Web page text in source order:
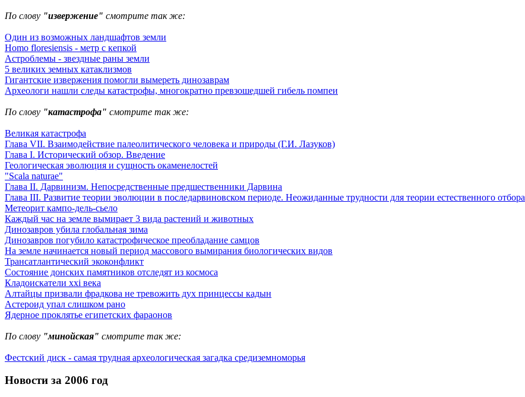
По слову "извержение" смотрите так же:
Один из возможных ландшафтов земли
Homo floresiensis - метр с кепкой
Астроблемы - звездные раны земли
5 великих земных катаклизмов
Гигантские извержения помогли вымереть динозаврам
Археологи нашли следы катастрофы, многократно превзошедшей гибель помпеи
По слову "катастрофа" смотрите так же:
Великая катастрофа
Глава VII. Взаимодействие палеолитического человека и природы (Г.И. Лазуков)
Глава I. Исторический обзор. Введение
Геологическая эволюция и сущность окаменелостей
"Scala naturae"
Глава II. Дарвинизм. Непосредственные предшественники Дарвина
Глава III. Развитие теории эволюции в последарвиновском периоде. Неожиданные трудности для теории естественного отбора
Метеорит кампо-дель-сьело
Каждый час на земле вымирает 3 вида растений и животных
Динозавров убила глобальная зима
Динозавров погубило катастрофическое преобладание самцов
На земле начинается новый период массового вымирания биологических видов
Трансатлантический экоконфликт
Состояние донских памятников отследят из космоса
Кладоискатели xxi века
Алтайцы призвали фрадкова не тревожить дух принцессы кадын
Астероид упал слишком рано
Ядерное проклятье египетских фараонов
По слову "минойская" смотрите так же:
Фестский диск - самая трудная археологическая загадка средиземноморья
Новости за 2006 год